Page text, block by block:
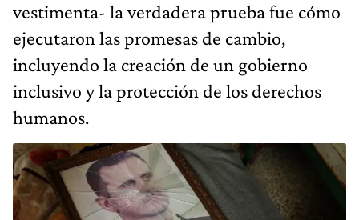
vestimenta- la verdadera prueba fue cómo
ejecutaron las promesas de cambio,
incluyendo la creación de un gobierno
inclusivo y la protección de los derechos
humanos.